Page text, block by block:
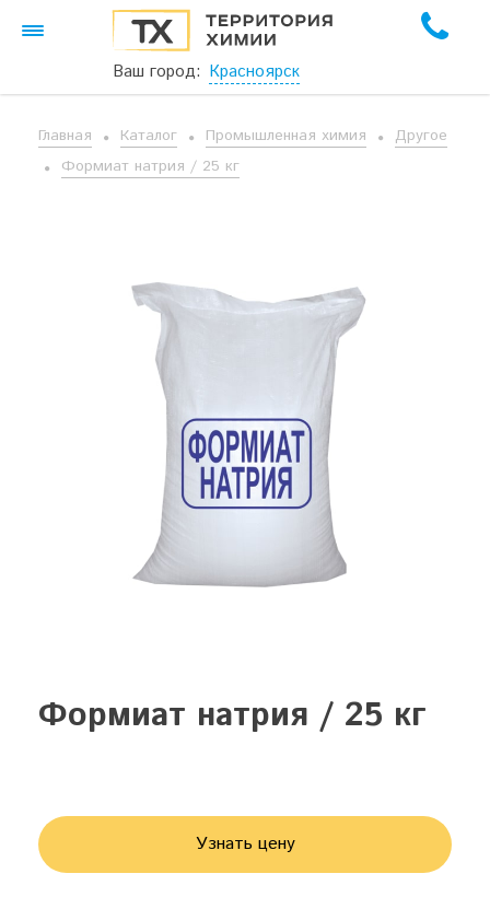
Ваш город: Красноярск
Главная Каталог Промышленная химия
Другое
Формиат натрия / 25 кг
Формиат натрия / 25 кг
Узнать цену